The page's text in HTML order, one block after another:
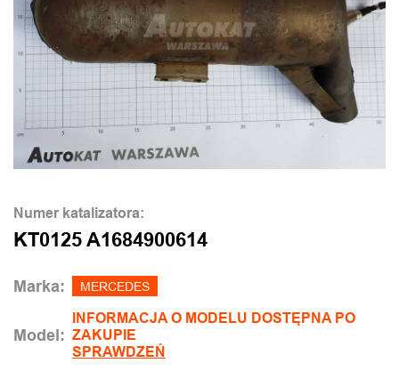
Numer katalizatora:
KT0125 A1684900614
Marka: MERCEDES
Model:
INFORMACJA O MODELU DOSTĘPNA PO
ZAKUPIE
SPRAWDZEŃ